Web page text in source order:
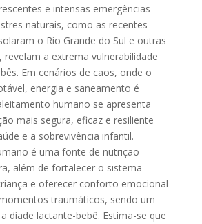
e intensas emergências
naturais, como as recentes
o Rio Grande do Sul e outras
revelam a extrema vulnerabilidade
Em cenários de caos, onde o
energia e saneamento é
humano se apresenta
mais segura, eficaz e resiliente
e a sobrevivência infantil.
é uma fonte de nutrição
além de fortalecer o sistema
e oferecer conforto emocional
traumáticos, sendo um
díade lactante-bebê. Estima-se que